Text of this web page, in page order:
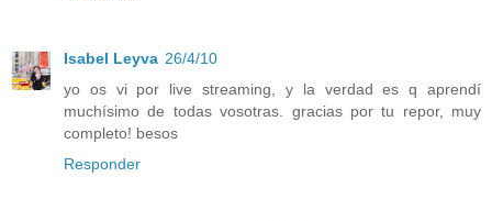
Isabel Leyva 26/4/10
yo os vi por live streaming, y la verdad es q aprendí
muchísimo de todas vosotras. gracias por tu repor, muy
completo! besos
Responder